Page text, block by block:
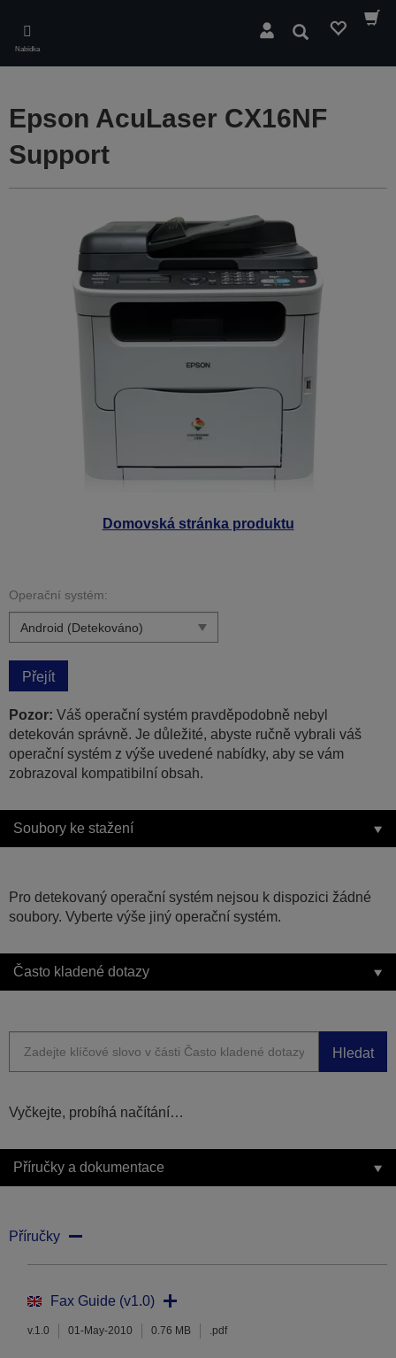
main
content
Nabídka
Hledat
Domovská stránka produktu
Epson AcuLaser CX16NF
Support
Operační systém:
Přejít
Pozor: Váš operační systém pravděpodobně nebyl
detekován správně. Je důležité, abyste ručně vybrali váš
operační systém z výše uvedené nabídky, aby se vám
zobrazoval kompatibilní obsah.
Soubory ke stažení
Pro detekovaný operační systém nejsou k dispozici žádné
soubory. Vyberte výše jiný operační systém.
Často kladené dotazy
Hledat
Vyčkejte, probíhá načítání…
Příručky a dokumentace
Příručky
Fax Guide (v1.0)
v.1.0 01-May-2010 0.76 MB .pdf